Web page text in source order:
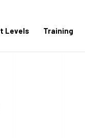
Levels Training